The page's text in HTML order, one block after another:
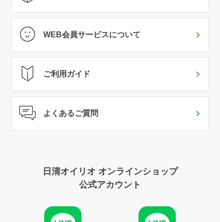
WEB会員サービスについて
ご利用ガイド
よくあるご質問
日清オイリオ オンラインショップ
公式アカウント